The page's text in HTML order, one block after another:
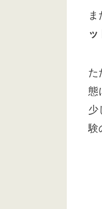
ッ
た
態
少
験